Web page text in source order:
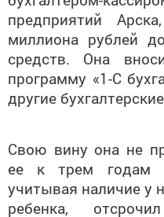
миллиона рублей
средств. Она
программу «1-С
другие
ее к трем годам
учитывая наличие у
ребенка,
достижения ребенком